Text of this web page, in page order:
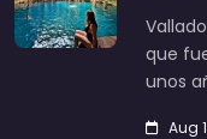
que
unos
Aug